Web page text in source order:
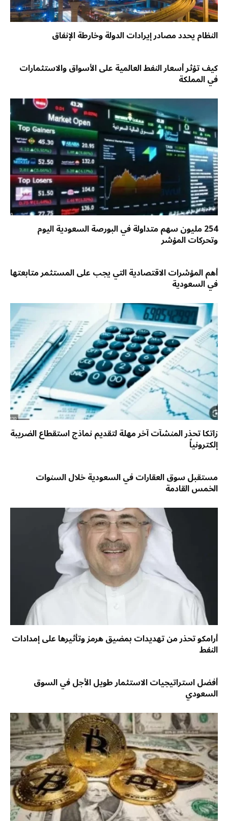
النظام يحدد مصادر إيرادات الدولة وخارطة الإنفاق
كيف تؤثر أسعار النفط العالمية على الأسواق والاستثمارات
في المملكة
254 مليون سهم متداولة في البورصة السعودية اليوم
وتحركات المؤشر
أهم المؤشرات الاقتصادية التي يجب على المستثمر متابعتها
في السعودية
زاتكا تحذر المنشآت آخر مهلة لتقديم نماذج استقطاع الضريبة
إلكترونياً
مستقبل سوق العقارات في السعودية خلال السنوات
الخمس القادمة
أرامكو تحذر من تهديدات بمضيق هرمز وتأثيرها على إمدادات
النفط
أفضل استراتيجيات الاستثمار طويل الأجل في السوق
السعودي